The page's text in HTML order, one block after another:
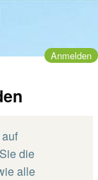
Anmelden
auf
die
alle